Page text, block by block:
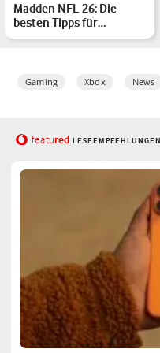
Madden NFL 26: Die
besten Tipps für
Einsteiger:innen und
Gaming Xbox News
featured LESEEMPFEHLUNGEN